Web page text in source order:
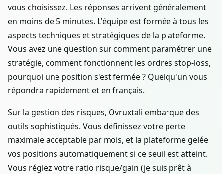
vous choisissez. Les réponses arrivent généralement
en moins de 5 minutes. L'équipe est formée à tous les
aspects techniques et stratégiques de la plateforme.
Vous avez une question sur comment paramétrer une
stratégie, comment fonctionnent les ordres stop-loss,
pourquoi une position s'est fermée ? Quelqu'un vous
répondra rapidement et en français.
Sur la gestion des risques, Ovruxtali embarque des
outils sophistiqués. Vous définissez votre perte
maximale acceptable par mois, et la plateforme gelée
vos positions automatiquement si ce seuil est atteint.
Vous réglez votre ratio risque/gain (je suis prêt à